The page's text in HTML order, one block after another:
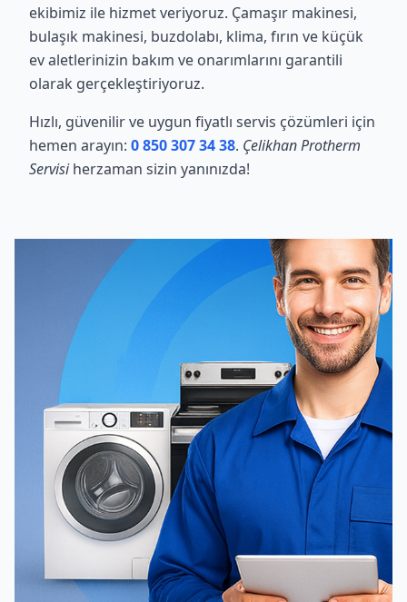
ekibimiz ile hizmet veriyoruz. Çamaşır makinesi,
bulaşık makinesi, buzdolabı, klima, fırın ve küçük
ev aletlerinizin bakım ve onarımlarını garantili
olarak gerçekleştiriyoruz.
Hızlı, güvenilir ve uygun fiyatlı servis çözümleri için
hemen arayın: 0 850 307 34 38. Çelikhan Protherm
Servisiherzaman sizin yanınızda!